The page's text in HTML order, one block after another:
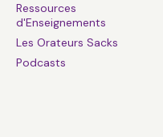
Ressources
d'Enseignements
Les Orateurs Sacks
Podcasts